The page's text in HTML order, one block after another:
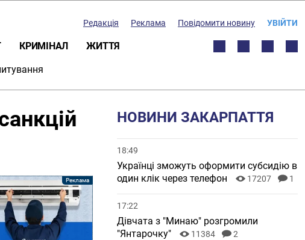
Редакція Реклама Повідомити новину УВІЙТИ
КРИМІНАЛ ЖИТТЯ
НОВИНИ ЗАКАРПАТТЯ
18:49
Українці зможуть оформити субсидію в
один клік через телефон
17207 1
17:22
Дівчата з "Минаю" розгромили
"Янтарочку"
11384 2